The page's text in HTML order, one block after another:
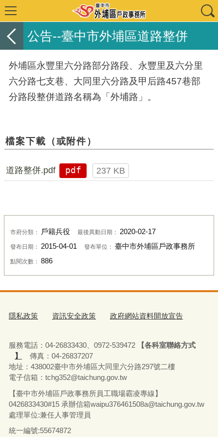
公告--臺中市外埔區道路整併
外埔區永豐里六分路部分路段、永豐里及六分里
六分路七支巷、大同里六分路及甲后路457巷部
分路段整併道路名稱為「外埔路」。
檔案下載（或附件）
道路整併.pdf pdf 237 KB
市府分類： 戶籍兵役 最後異動日期： 2020-02-17
發布日期： 2015-04-01 發布單位： 臺中市外埔區戶政事務所
點閱次數： 886
隱私政策 資訊安全政策 政府網站資料開放宣告
服務電話：04-26833430、0972-539472
【各科室聯絡方式
】
傳真：04-26837207
地址：438002臺中市外埔區大同里六分路297號二樓
電子信箱：tchg352@taichung.gov.tw
【臺中市外埔區戶政事務所員工職場霸凌專線】
0426833430#15 承辦信箱waipu376461508a@taichung.gov.tw
處理單位:兼任人事管理員
統一編號:55674872